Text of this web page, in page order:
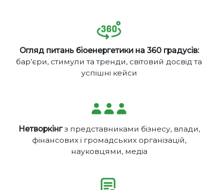
Огляд питань біоенергетики на 360 градусів:
бар’єри, стимули та тренди, світовий досвід та
успішні кейси
Нетворкінгз представниками бізнесу, влади,
фінансових і громадських організацій,
науковцями, медіа